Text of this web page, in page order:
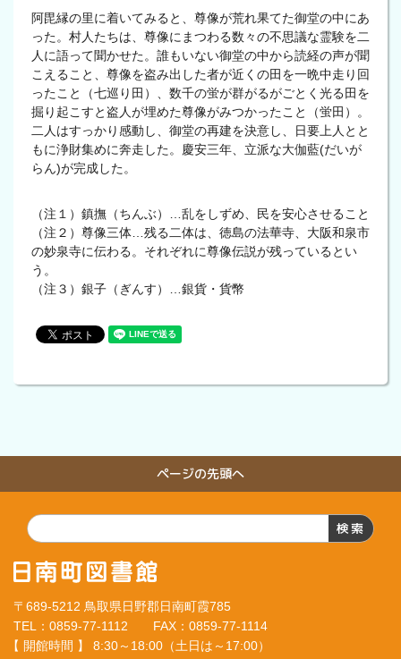
阿毘縁の里に着いてみると、尊像が荒れ果てた御堂の中にあ
った。村人たちは、尊像にまつわる数々の不思議な霊験を二
人に語って聞かせた。誰もいない御堂の中から読経の声が聞
こえること、尊像を盗み出した者が近くの田を一晩中走り回
ったこと（七巡り田）、数千の蛍が群がるがごとく光る田を
掘り起こすと盗人が埋めた尊像がみつかったこと（蛍田）。
二人はすっかり感動し、御堂の再建を決意し、日要上人とと
もに浄財集めに奔走した。慶安三年、立派な大伽藍(だいが
らん)が完成した。
（注１）鎮撫（ちんぶ）…乱をしずめ、民を安心させること
（注２）尊像三体…残る二体は、徳島の法華寺、大阪和泉市
の妙泉寺に伝わる。それぞれに尊像伝説が残っているとい
う。
（注３）銀子（ぎんす）…銀貨・貨幣
ページの先頭へ
検索
〒689-5212 鳥取県日野郡日南町霞785
TEL：0859-77-1112 FAX：0859-77-1114
【 開館時間 】
8:30～18:00（土日は～17:00）